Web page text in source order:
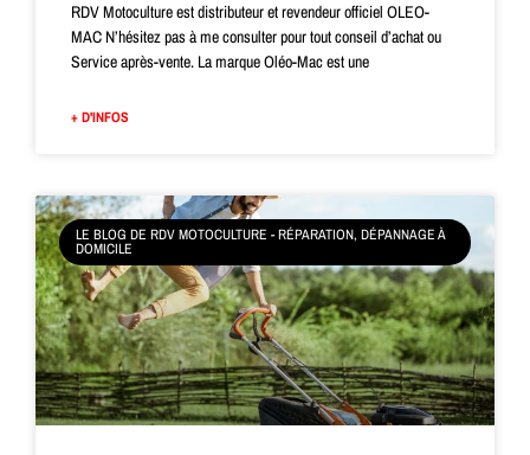
RDV Motoculture est distributeur et revendeur officiel OLEO-
MAC N’hésitez pas à me consulter pour tout conseil d’achat ou
Service après-vente. La marque Oléo-Mac est une
+ D'INFOS
LE BLOG DE RDV MOTOCULTURE - RÉPARATION, DÉPANNAGE À
DOMICILE